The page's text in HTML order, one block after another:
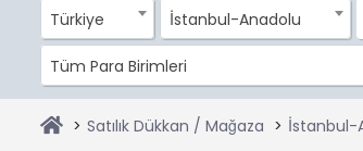
Türkiye İstanbul-Anadolu
Tüm Para Birimleri
Satılık Dükkan / Mağaza İstanbul-